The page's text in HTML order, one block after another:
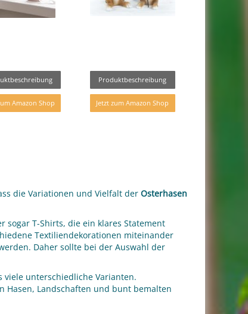
Amazon Shop
Produktbeschreibung
Jetzt zum Amazon Shop
die Variationen und Vielfalt der Osterhasen
sogar T-Shirts, die ein klares Statement
Textiliendekorationen miteinander
Daher sollte bei der Auswahl der
unterschiedliche Varianten.
Hasen, Landschaften und bunt bemalten